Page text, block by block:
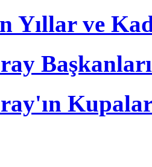
Yıllar ve
Başkanları